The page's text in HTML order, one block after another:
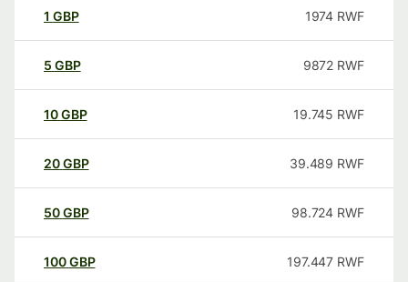
1 GBP 1974 RWF
5 GBP 9872 RWF
10GBP 19.745 RWF
20GBP 39.489 RWF
50GBP 98.724 RWF
100GBP 197.447 RWF